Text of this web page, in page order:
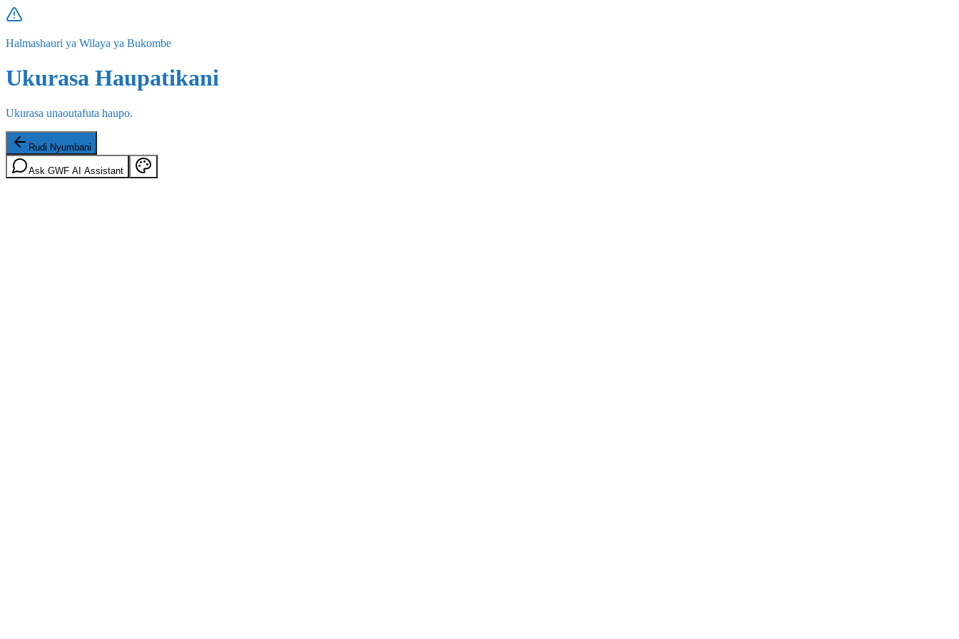
Halmashauri ya Wilaya ya Bukombe
Ukurasa Haupatikani
Ukurasa unaoutafuta haupo.
Rudi Nyumbani
Ask GWF AI Assistant